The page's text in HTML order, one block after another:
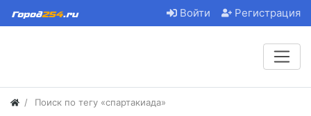
Войти Регистрация
Поиск по тегу «спартакиада»